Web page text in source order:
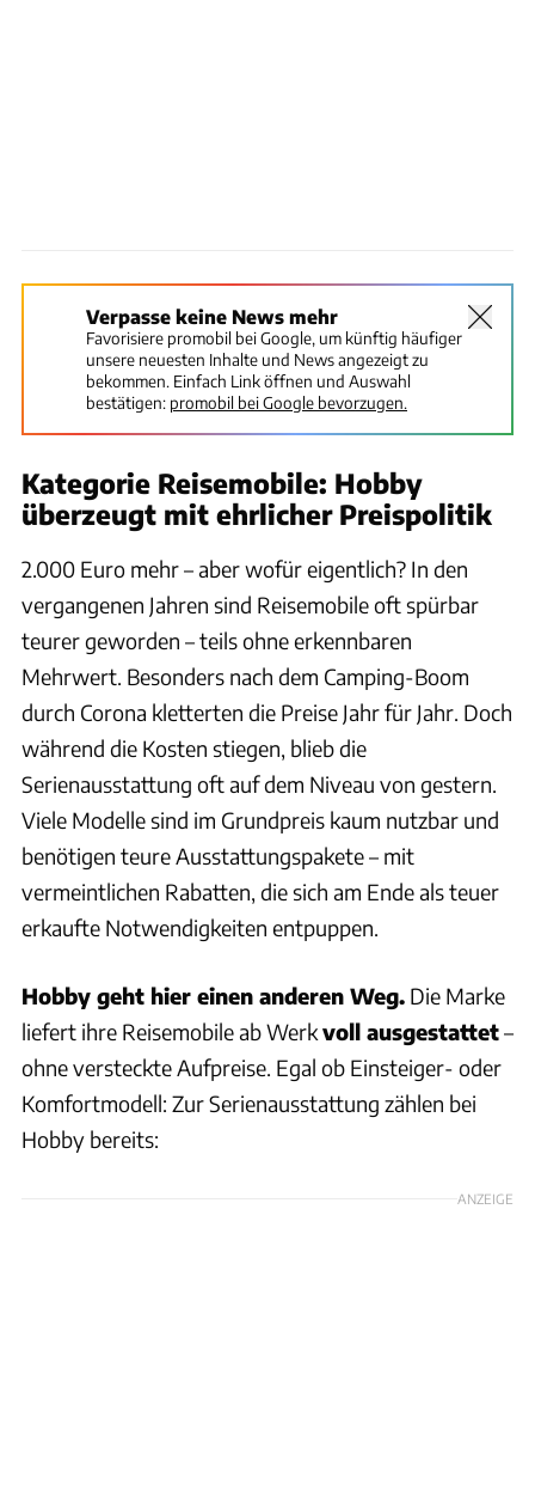
Verpasse keine News mehr
Favorisiere promobil bei Google, um künftig häufiger
unsere neuesten Inhalte und News angezeigt zu
bekommen. Einfach Link öffnen und Auswahl
bestätigen: promobil bei Google bevorzugen.
Kategorie Reisemobile: Hobby
überzeugt mit ehrlicher Preispolitik
2.000 Euro mehr – aber wofür eigentlich? In den
vergangenen Jahren sind Reisemobile oft spürbar
teurer geworden – teils ohne erkennbaren
Mehrwert. Besonders nach dem Camping-Boom
durch Corona kletterten die Preise Jahr für Jahr. Doch
während die Kosten stiegen, blieb die
Serienausstattung oft auf dem Niveau von gestern.
Viele Modelle sind im Grundpreis kaum nutzbar und
benötigen teure Ausstattungspakete – mit
vermeintlichen Rabatten, die sich am Ende als teuer
erkaufte Notwendigkeiten entpuppen.
Hobby geht hier einen anderen Weg. Die Marke
liefert ihre Reisemobile ab Werkvoll ausgestattet–
ohne versteckte Aufpreise. Egal ob Einsteiger- oder
Komfortmodell: Zur Serienausstattung zählen bei
Hobby bereits:
ANZEIGE